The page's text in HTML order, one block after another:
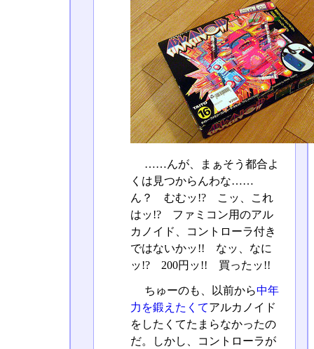
……んが、まぁそう都合よ
くは見つからんわな……
ん？ むむッ!? こッ、これ
はッ!? ファミコン用のアル
カノイド、コントローラ付き
ではないかッ!! なッ、なに
ッ!? 200円ッ!! 買ったッ!!
ちゅーのも、以前から中年
力を鍛えたくてアルカノイド
をしたくてたまらなかったの
だ。しかし、コントローラが